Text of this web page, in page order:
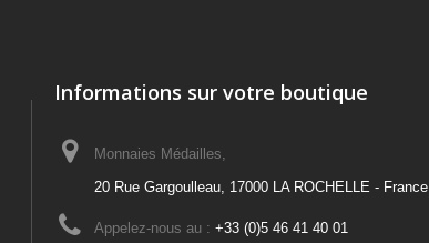
Informations sur votre boutique
Monnaies Médailles,
20 Rue Gargoulleau, 17000 LA ROCHELLE - France
Appelez-nous au : +33 (0)5 46 41 40 01